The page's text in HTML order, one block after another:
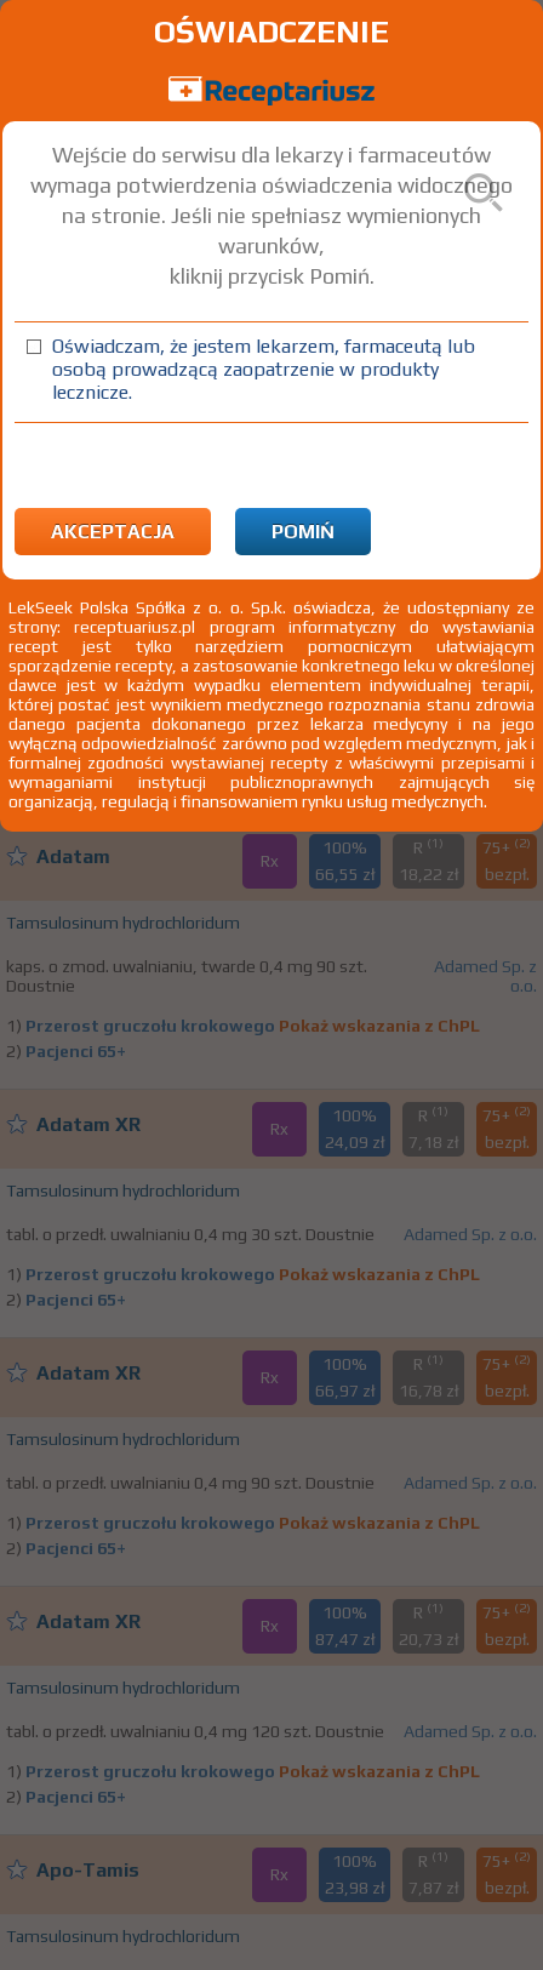
Znaleziono wyników:
100%
23,95 zł
R
7,84 zł
75+
bezpł.
Tamsulosinum hydrochloridum
kaps. o zmod. uwalnianiu, twarde 0,4 mg 30 szt.
Doustnie
Adamed Sp. z
o.o.
1)Przerost gruczołu krokowegoPokaż wskazania z ChPL
2)Pacjenci 65+
Adatam Rx
100%
66,55 zł
R (1)
18,22 zł
75+ (2)
bezpł.
Tamsulosinum hydrochloridum
kaps. o zmod. uwalnianiu, twarde 0,4 mg 90 szt.
Doustnie
Adamed Sp. z
o.o.
1) Przerost gruczołu krokowego Pokaż wskazania z ChPL
2) Pacjenci 65+
Adatam XR Rx
100%
24,09 zł
R (1)
7,18 zł
75+ (2)
bezpł.
Tamsulosinum hydrochloridum
tabl. o przedł. uwalnianiu 0,4 mg 30 szt. Doustnie Adamed Sp. z o.o.
1) Przerost gruczołu krokowego Pokaż wskazania z ChPL
2) Pacjenci 65+
Adatam XR Rx
100%
66,97 zł
R (1)
16,78 zł
75+ (2)
bezpł.
Tamsulosinum hydrochloridum
tabl. o przedł. uwalnianiu 0,4 mg 90 szt. Doustnie Adamed Sp. z o.o.
1) Przerost gruczołu krokowego Pokaż wskazania z ChPL
2) Pacjenci 65+
Adatam XR Rx
100%
87,47 zł
R (1)
20,73 zł
75+ (2)
bezpł.
Tamsulosinum hydrochloridum
tabl. o przedł. uwalnianiu 0,4 mg 120 szt. Doustnie Adamed Sp. z o.o.
1) Przerost gruczołu krokowego Pokaż wskazania z ChPL
2) Pacjenci 65+
Apo-Tamis Rx
100%
23,98 zł
R (1)
7,87 zł
75+ (2)
bezpł.
Tamsulosinum hydrochloridum
OŚWIADCZENIE
Wejście do serwisu dla lekarzy i farmaceutów
wymaga potwierdzenia oświadczenia widocznego
na stronie. Jeśli nie spełniasz wymienionych
warunków,
kliknij przycisk Pomiń.
Oświadczam, że jestem lekarzem, farmaceutą lub
osobą prowadzącą zaopatrzenie w produkty
lecznicze.
AKCEPTACJA POMIŃ
LekSeek Polska Spółka z o. o. Sp.k. oświadcza, że udostępniany ze
strony: receptuariusz.pl program informatyczny do wystawiania
recept jest tylko narzędziem pomocniczym ułatwiającym
sporządzenie recepty, a zastosowanie konkretnego leku w określonej
dawce jest w każdym wypadku elementem indywidualnej terapii,
której postać jest wynikiem medycznego rozpoznania stanu zdrowia
danego pacjenta dokonanego przez lekarza medycyny i na jego
wyłączną odpowiedzialność zarówno pod względem medycznym, jak i
formalnej zgodności wystawianej recepty z właściwymi przepisami i
wymaganiami instytucji publicznoprawnych zajmujących się
organizacją, regulacją i finansowaniem rynku usług medycznych.